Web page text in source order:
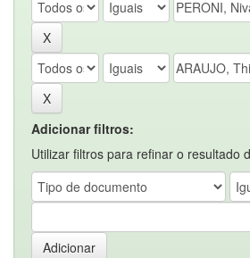
Adicionar filtros:
Utilizar filtros para refinar o resultado